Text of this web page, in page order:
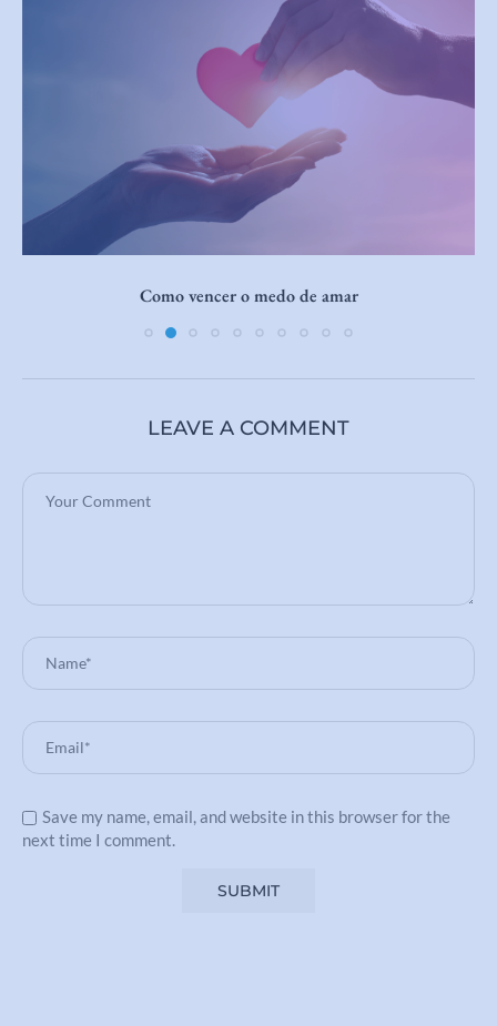
Como vencer o medo de amar
LEAVE A COMMENT
Save my name, email, and website in this browser for the
next time I comment.